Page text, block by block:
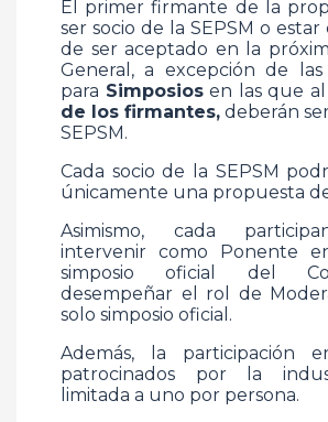
El primer firmante de la
ser socio de la SEPSM o
de ser aceptado en la
General, a excepción de
para Simposiosen las que al
de los firmantes, deberán
SEPSM.
Cada socio de la SEPSM
únicamente una propuesta
Asimismo, cada
intervenir como Ponente
simposio oficial del
desempeñar el rol de
solo simposio oficial.
Además, la participación
patrocinados por la
limitada a uno por persona.